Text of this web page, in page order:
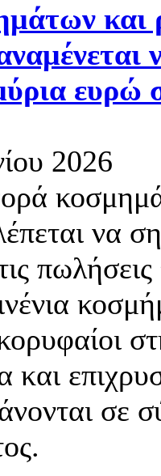
και
ευρώ
2026
να
και
σε